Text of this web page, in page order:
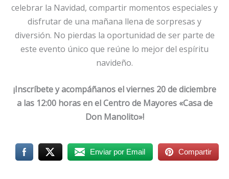
celebrar la Navidad, compartir momentos especiales y
disfrutar de una mañana llena de sorpresas y
diversión. No pierdas la oportunidad de ser parte de
este evento único que reúne lo mejor del espíritu
navideño.
¡Inscríbete y acompáñanos el viernes 20 de diciembre
a las 12:00 horas en el Centro de Mayores «Casa de
Don Manolito»!
Enviar por Email Compartir